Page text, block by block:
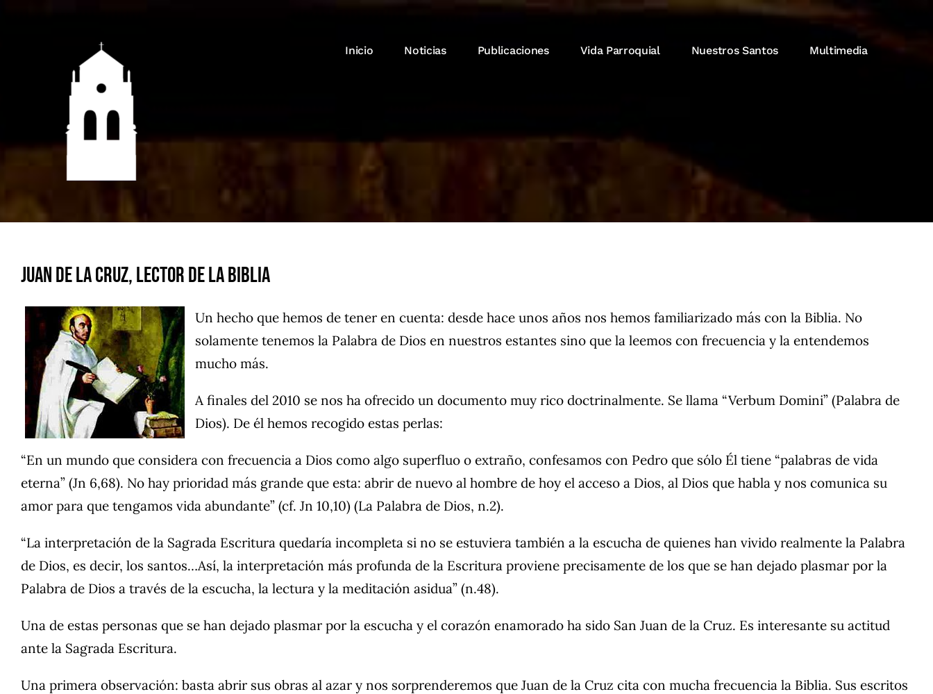
Inicio Noticias Publicaciones Vida Parroquial Nuestros Santos Multimedia
JUAN DE LA CRUZ, LECTOR DE LA BIBLIA
Un hecho que hemos de tener en cuenta: desde hace unos años nos hemos familiarizado más con la Biblia. No
solamente tenemos la Palabra de Dios en nuestros estantes sino que la leemos con frecuencia y la entendemos
mucho más.
A finales del 2010 se nos ha ofrecido un documento muy rico doctrinalmente. Se llama “Verbum Domini” (Palabra de
Dios). De él hemos recogido estas perlas:
“En un mundo que considera con frecuencia a Dios como algo superfluo o extraño, confesamos con Pedro que sólo Él tiene “palabras de vida
eterna” (Jn 6,68). No hay prioridad más grande que esta: abrir de nuevo al hombre de hoy el acceso a Dios, al Dios que habla y nos comunica su
amor para que tengamos vida abundante” (cf. Jn 10,10) (La Palabra de Dios, n.2).
“La interpretación de la Sagrada Escritura quedaría incompleta si no se estuviera también a la escucha de quienes han vivido realmente la Palabra
de Dios, es decir, los santos…Así, la interpretación más profunda de la Escritura proviene precisamente de los que se han dejado plasmar por la
Palabra de Dios a través de la escucha, la lectura y la meditación asidua” (n.48).
Una de estas personas que se han dejado plasmar por la escucha y el corazón enamorado ha sido San Juan de la Cruz. Es interesante su actitud
ante la Sagrada Escritura.
Una primera observación: basta abrir sus obras al azar y nos sorprenderemos que Juan de la Cruz cita con mucha frecuencia la Biblia. Sus escritos